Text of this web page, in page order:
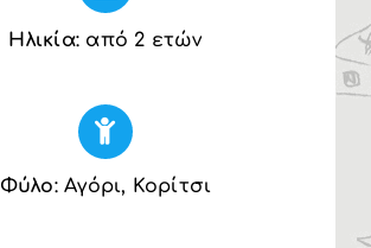
Ηλικία: από 2 ετών
Φύλο: Αγόρι, Κορίτσι